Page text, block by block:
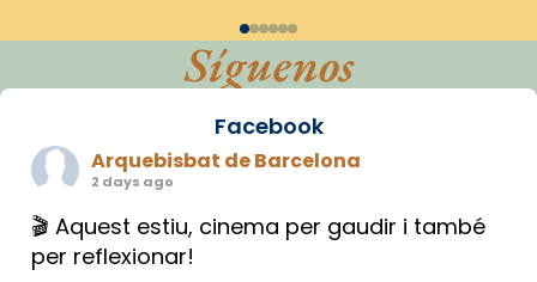
Síguenos
Facebook
Arquebisbat de Barcelona
2 days ago
🎬 Aquest estiu, cinema per gaudir i també
per reflexionar!